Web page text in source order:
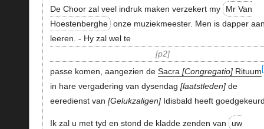
De Choor zal veel indruk maken verzekert my
Mr Van
Hoestenberghe onze muziekmeester. Men is dapper
leeren. - Hy zal wel te
p2
passe komen, aangezien de Sacra Congregatio Rituum
in hare vergadering van dysendag laatstleden de
eeredienst van Gelukzaligen Idisbald heeft
Ik zal u met tyd en stond de kladde zenden van
uw